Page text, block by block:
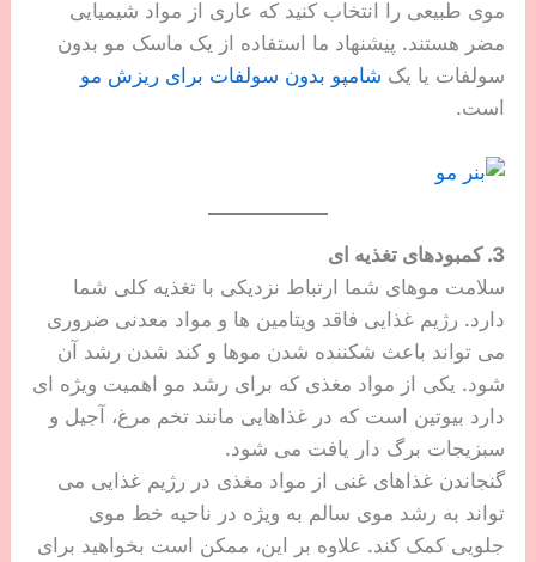
موی طبیعی را انتخاب کنید که عاری از مواد شیمیایی
مضر هستند. پیشنهاد ما استفاده از یک ماسک مو بدون
سولفات یا یک شامپو بدون سولفات برای ریزش مو
است.
3. کمبودهای تغذیه ای
سلامت موهای شما ارتباط نزدیکی با تغذیه کلی شما
دارد. رژیم غذایی فاقد ویتامین ها و مواد معدنی ضروری
می تواند باعث شکننده شدن موها و کند شدن رشد آن
شود. یکی از مواد مغذی که برای رشد مو اهمیت ویژه ای
دارد بیوتین است که در غذاهایی مانند تخم مرغ، آجیل و
سبزیجات برگ دار یافت می شود.
گنجاندن غذاهای غنی از مواد مغذی در رژیم غذایی می
تواند به رشد موی سالم به ویژه در ناحیه خط موی
جلویی کمک کند. علاوه بر این، ممکن است بخواهید برای